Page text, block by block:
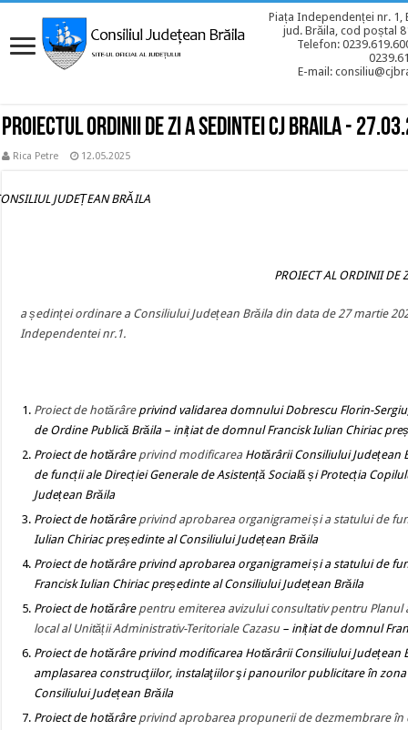
Piața Independenței nr. 1,
jud. Brăila, cod poștal
Telefon:
E-mail:
Proiectul ordinii de zi a sedintei CJ BRAILA -
Rica Petre 12.05.2025
JUDEȚEAN BRĂILA
AL ORDINII DE
a ședinței ordinare a Consiliului Județean Brăila din data de 27 martie
Independentei nr.1.
Proiect de hotărâre privind validarea domnului Dobrescu Florin-
de Ordine Publică Brăila – inițiat de domnul Francisk Iulian Chiriac
Proiect de hotărâre privind modificarea Hotărârii Consiliului
de funcții ale Direcției Generale de Asistență Socială și Protecția
Județean Brăila
Proiect de hotărâre privind aprobarea organigramei și a statului de
Iulian Chiriac președinte al Consiliului Județean Brăila
Proiect de hotărâreprivind aprobarea organigramei și a statului de
Francisk Iulian Chiriac președinte al Consiliului Județean Brăila
Proiect de hotărâre pentru emiterea avizului consultativpentru Planul
localal Unității Administrativ-Teritoriale Cazasu – inițiat de domnul
Proiect de hotărâre privind modificarea Hotărârii Consiliului
amplasarea construcţiilor, instalaţiilor şi panourilor publicitare în
Consiliului Județean Brăila
Proiect de hotărâre privind aprobarea propunerii de dezmembrare